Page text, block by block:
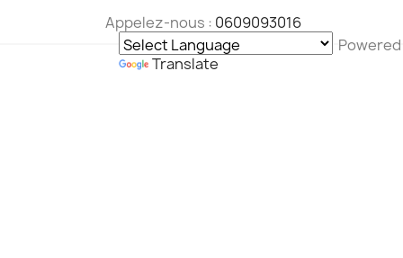
Appelez-nous : 0609093016
Translate